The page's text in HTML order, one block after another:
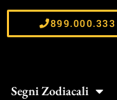
899.000.333
Segni Zodiacali